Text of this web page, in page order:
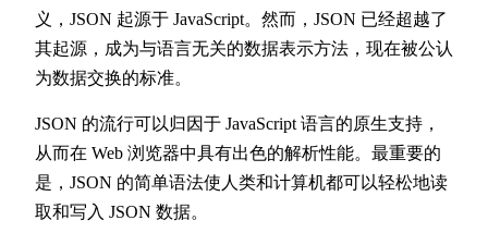
义，JSON 起源于 JavaScript。然而，JSON 已经超越了
其起源，成为与语言无关的数据表示方法，现在被公认
为数据交换的标准。
JSON 的流行可以归因于 JavaScript 语言的原生支持，
从而在 Web 浏览器中具有出色的解析性能。最重要的
是，JSON 的简单语法使人类和计算机都可以轻松地读
取和写入 JSON 数据。